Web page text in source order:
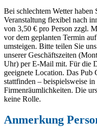
Bei schlechtem Wetter
Veranstaltung flexibel nach
von 3,50 € pro Person zzgl.
vor dem geplanten Termin
umsteigen. Bitte teilen Sie
unserer Geschäftszeiten
Uhr) per E-Mail mit. Für die
geeignete Location. Das
stattfinden – beispielsweise
Firmenräumlichkeiten. Die
keine Rolle.
Anmerkung